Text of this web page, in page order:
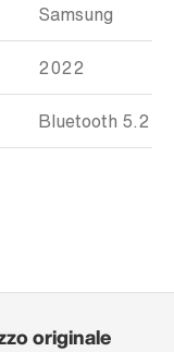
Samsung
2022
Bluetooth 5.2
originale